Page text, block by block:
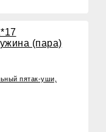
пятак-уши,